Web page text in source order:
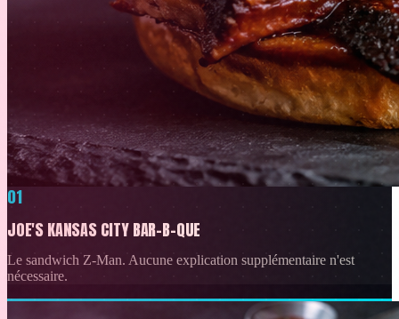
01
JOE'S KANSAS CITY BAR-B-QUE
Le sandwich Z-Man. Aucune explication supplémentaire n'est
nécessaire.